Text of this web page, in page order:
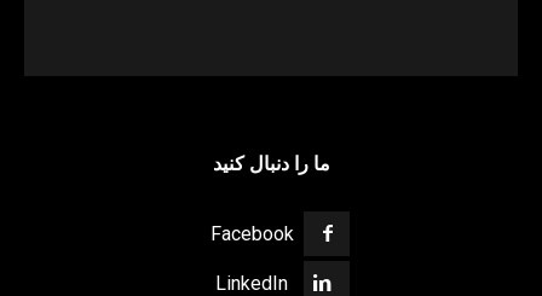
ما را دنبال کنید
Facebook
LinkedIn